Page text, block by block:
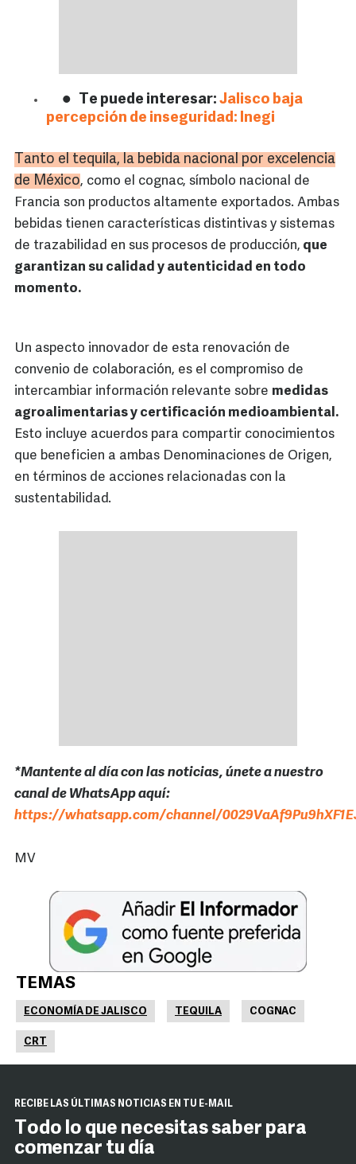
Te puede interesar: Jalisco baja
percepción de inseguridad: Inegi
Tanto el tequila, la bebida nacional por excelencia
de México, como el cognac, símbolo nacional de
Francia son productos altamente exportados. Ambas
bebidas tienen características distintivas y sistemas
de trazabilidad en sus procesos de producción, que
garantizan su calidad y autenticidad en todo
momento.
Un aspecto innovador de esta renovación de
convenio de colaboración, es el compromiso de
intercambiar información relevante sobre medidas
agroalimentarias y certificación medioambiental.
Esto incluye acuerdos para compartir conocimientos
que beneficien a ambas Denominaciones de Origen,
en términos de acciones relacionadas con la
sustentabilidad.
*Mantente al día con las noticias, únete a nuestro
canal de WhatsApp aquí:
https://whatsapp.com/channel/
MV
TEMAS
ECONOMÍA DE JALISCO TEQUILA COGNAC
CRT
RECIBE LAS ÚLTIMAS NOTICIAS EN TU E-MAIL
Todo lo que necesitas saber para
comenzar tu día